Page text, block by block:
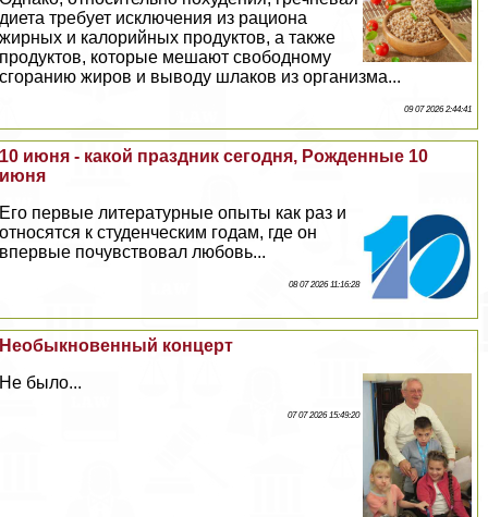
диета требует исключения из рациона
жирных и калорийных продуктов, а также
продуктов, которые мешают свободному
сгоранию жиров и выводу шлаков из организма...
09 07 2026 2:44:41
10 июня - какой праздник сегодня, Рожденные 10
июня
Его первые литературные опыты как раз и
относятся к студенческим годам, где он
впервые почувствовал любовь...
08 07 2026 11:16:28
Необыкновенный концерт
Не было...
07 07 2026 15:49:20